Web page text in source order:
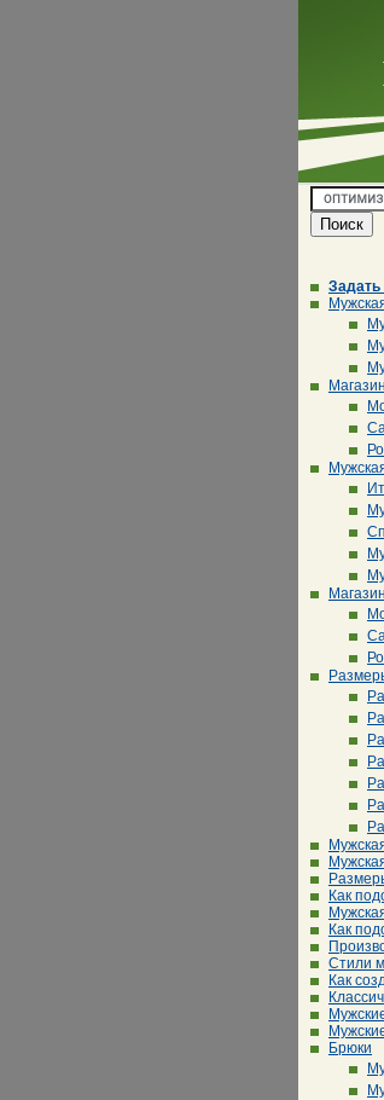
Задать
Как
Как
Стили
Как
Брюки